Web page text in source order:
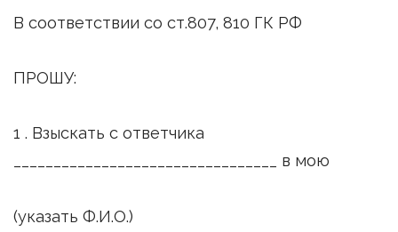
В соответствии со ст.807, 810 ГК РФ
ПРОШУ:
1 . Взыскать с ответчика
_________________________________ в мою
(указать Ф.И.О.)